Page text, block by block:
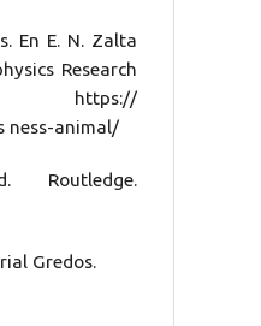
En E. N. Zalta
Research
https://
ness-animal/
Gredos.